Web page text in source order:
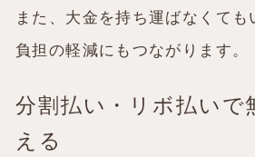
また、大金を持ち運ばなくても
負担の軽減にもつながります。
分割払い・リボ払いで
える